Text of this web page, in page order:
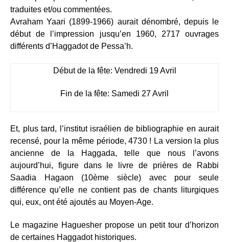
traduites et/ou commentées.
Avraham Yaari (1899-1966) aurait dénombré, depuis le
début de l’impression jusqu’en 1960, 2717 ouvrages
différents d’Haggadot de Pessa’h.
Début de la fête: Vendredi 19 Avril
Fin de la fête: Samedi 27 Avril
Et, plus tard, l’institut israélien de bibliographie en aurait
recensé, pour la même période, 4730 ! La version la plus
ancienne de la Haggada, telle que nous l’avons
aujourd’hui, figure dans le livre de prières de Rabbi
Saadia Hagaon (10ème siècle) avec pour seule
différence qu’elle ne contient pas de chants liturgiques
qui, eux, ont été ajoutés au Moyen-Age.
Le magazine Haguesher propose un petit tour d’horizon
de certaines Haggadot historiques.